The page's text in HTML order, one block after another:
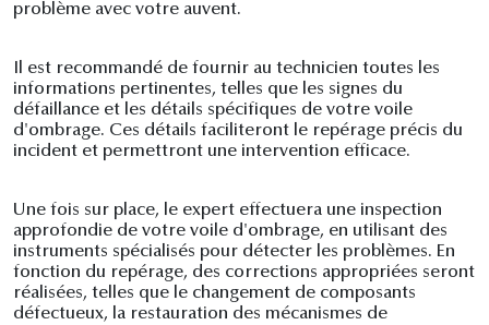
problème avec votre auvent.
Il est recommandé de fournir au technicien toutes les
informations pertinentes, telles que les signes du
défaillance et les détails spécifiques de votre voile
d'ombrage. Ces détails faciliteront le repérage précis du
incident et permettront une intervention efficace.
Une fois sur place, le expert effectuera une inspection
approfondie de votre voile d'ombrage, en utilisant des
instruments spécialisés pour détecter les problèmes. En
fonction du repérage, des corrections appropriées seront
réalisées, telles que le changement de composants
défectueux, la restauration des mécanismes de